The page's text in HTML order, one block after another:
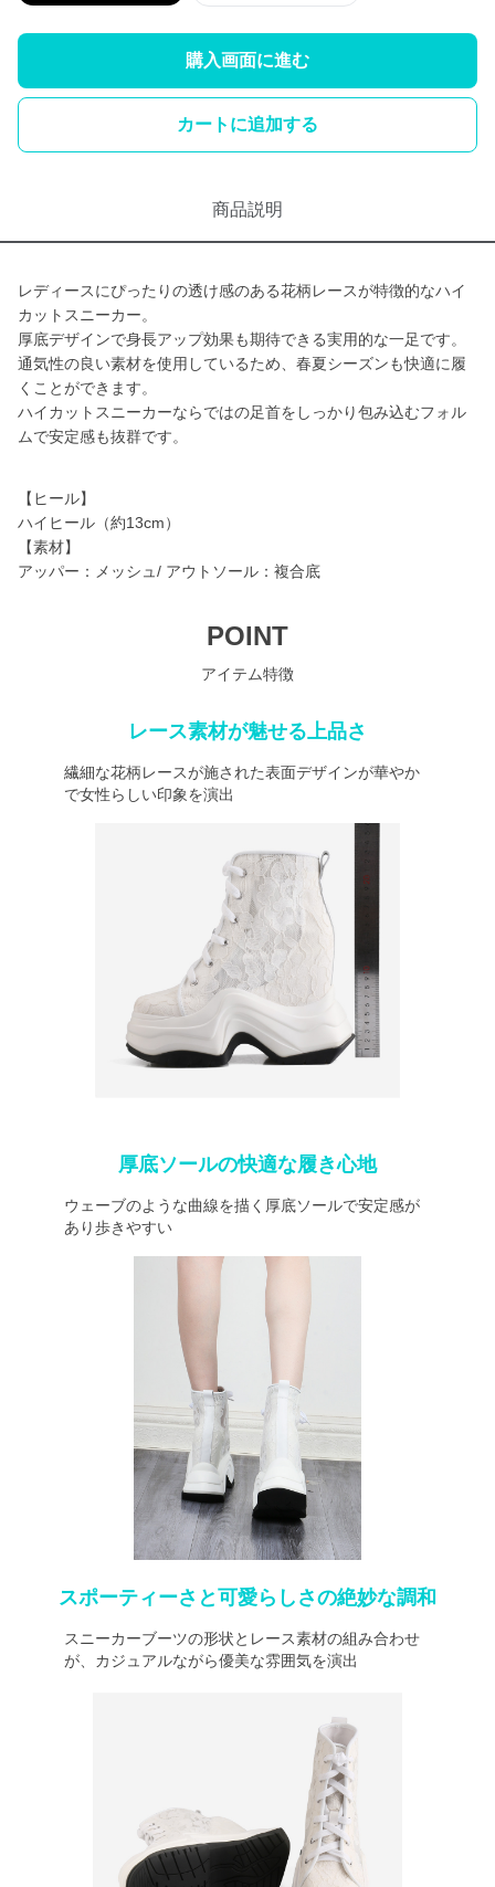
購入画面に進む
カートに追加する
商品説明
レディースにぴったりの透け感のある花柄レースが特徴的なハイ
カットスニーカー。
厚底デザインで身長アップ効果も期待できる実用的な一足です。
通気性の良い素材を使用しているため、春夏シーズンも快適に履
くことができます。
ハイカットスニーカーならではの足首をしっかり包み込むフォル
ムで安定感も抜群です。
【ヒール】
ハイヒール（約13cm）
【素材】
アッパー：メッシュ/ アウトソール：複合底
POINT
アイテム特徴
レース素材が魅せる上品さ
繊細な花柄レースが施された表面デザインが華やか
で女性らしい印象を演出
厚底ソールの快適な履き心地
ウェーブのような曲線を描く厚底ソールで安定感が
あり歩きやすい
スポーティーさと可愛らしさの絶妙な調和
スニーカーブーツの形状とレース素材の組み合わせ
が、カジュアルながら優美な雰囲気を演出